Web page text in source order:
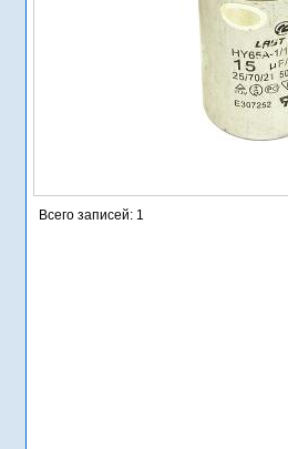
Всего записей: 1